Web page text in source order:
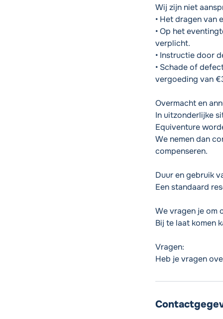
Wij zijn niet
• Het dragen van
• Op het
verplicht.
• Instructie door
• Schade of
vergoeding van
Overmacht en
In uitzonderlijke
Equiventure
We nemen dan
compenseren.
Duur en gebruik
Een standaard
We vragen je om
Bij te laat komen
Vragen:
Heb je vragen